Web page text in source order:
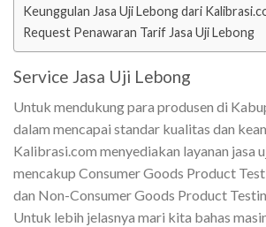
Keunggulan Jasa Uji Lebong dari
Request Penawaran Tarif Jasa Uji Lebong
Service Jasa Uji Lebong
Untuk mendukung para produsen di
dalam mencapai standar kualitas dan
Kalibrasi.com menyediakan layanan jasa
mencakup Consumer Goods Product
dan Non-Consumer Goods Product
Untuk lebih jelasnya mari kita bahas